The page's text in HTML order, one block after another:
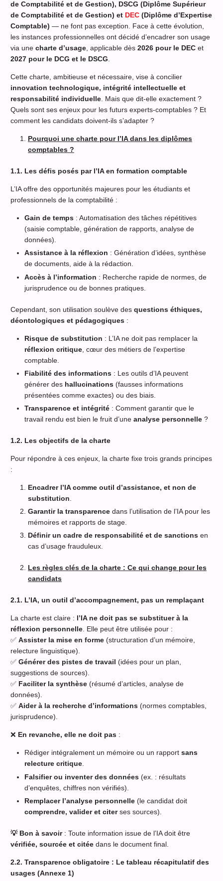
de Comptabilité et de Gestion), DSCG (Diplôme Supérieur
de Comptabilité et de Gestion) et DEC (Diplôme d’Expertise
Comptable) — ne font pas exception. Face à cette évolution,
les instances professionnelles ont décidé d’encadrer son usage
via une charte d’usage, applicable dès 2026 pour le DEC et
2027 pour le DCG et le DSCG.
Cette charte, ambitieuse et nécessaire, vise à concilier
innovation technologique, intégrité intellectuelle et
responsabilité individuelle. Mais que dit-elle exactement ?
Quels sont ses enjeux pour les futurs experts-comptables ? Et
comment les candidats doivent-ils s’adapter ?
Pourquoi une charte pour l’IA dans les diplômes
comptables ?
1.1. Les défis posés par l’IA en formation comptable
L’IA offre des opportunités majeures pour les étudiants et
professionnels de la comptabilité :
Gain de temps : Automatisation des tâches répétitives
(saisie comptable, génération de rapports, analyse de
données).
Assistance à la réflexion : Génération d’idées, synthèse
de documents, aide à la rédaction.
Accès à l’information : Recherche rapide de normes, de
jurisprudence ou de bonnes pratiques.
Cependant, son utilisation soulève des questions éthiques,
déontologiques et pédagogiques :
Risque de substitution : L’IA ne doit pas remplacer la
réflexion critique , cœur des métiers de l’expertise
comptable.
Fiabilité des informations : Les outils d’IA peuvent
générer des hallucinations (fausses informations
présentées comme exactes) ou des biais.
Transparence et intégrité : Comment garantir que le
travail rendu est bien le fruit d’une analyse personnelle ?
1.2. Les objectifs de la charte
Pour répondre à ces enjeux, la charte fixe trois grands principes
:
Encadrer l’IA comme outil d’assistance, et non de
substitution
Garantir la transparence dans l’utilisation de l’IA pour les
mémoires et rapports de stage.
Définir un cadre de responsabilité et de sanctions en
cas d’usage frauduleux.
Les règles clés de la charte : Ce qui change pour les
candidats
2.1. L’IA, un outil d’accompagnement, pas un remplaçant
La charte est claire : l’IA ne doit pas se substituer à la
réflexion personnelle. Elle peut être utilisée pour :
✅ Assister la mise en forme (structuration d’un mémoire,
relecture linguistique).
✅ Générer des pistes de travail (idées pour un plan,
suggestions de sources).
✅ Faciliter la synthèse (résumé d’articles, analyse de
données).
✅ Aider à la recherche d’informations (normes comptables,
jurisprudence).
❌ En revanche, elle ne doit pas :
Rédiger intégralement un mémoire ou un rapport sans
relecture critique.
Falsifier ou inventer des données (ex. : résultats
d’enquêtes, chiffres non vérifiés).
Remplacer l’analyse personnelle (le candidat doit
comprendre, valider et citerses sources).
💡 Bon à savoir: Toute information issue de l’IA doit être
vérifiée, sourcée et citée dans le document final.
2.2. Transparence obligatoire : Le tableau récapitulatif des
usages (Annexe 1)